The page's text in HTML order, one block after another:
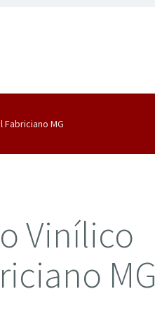
Fabriciano MG
Vinílico
MG